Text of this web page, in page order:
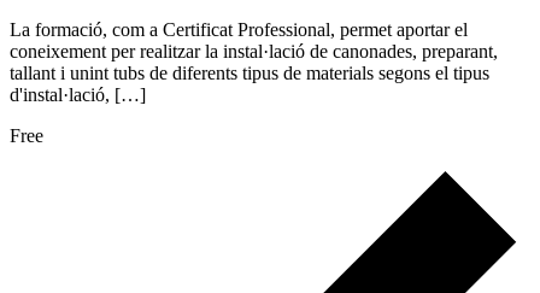
La formació, com a Certificat Professional, permet aportar el
coneixement per realitzar la instal·lació de canonades, preparant,
tallant i unint tubs de diferents tipus de materials segons el tipus
d'instal·lació, […]
Free